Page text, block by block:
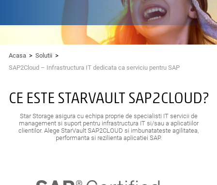
Acasa > Solutii >
SAP2Cloud – Infrastructura IT dedicata ca serviciu pentru SAP
CE ESTE STARVAULT SAP2CLOUD?
Star Storage asigura cu echipa proprie de specialisti IT servicii de
management si suport pentru infrastructura IT si/sau a aplicatiilor
clientilor. Alege StarVault SAP2CLOUD si imbunatateste agilitatea,
performanta si rezilienta aplicatiei SAP.